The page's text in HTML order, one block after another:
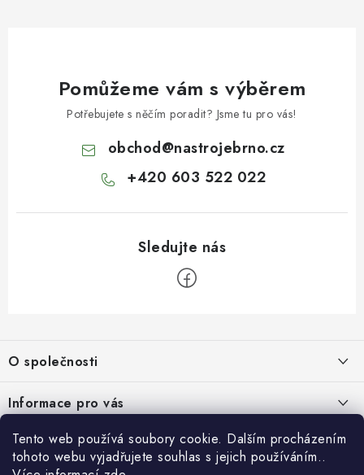
Tento web používá soubory cookie. Dalším procházením
tohoto webu vyjadřujete souhlas s jejich používáním..
Pomůžeme vám s výběrem
Potřebujete s něčím poradit? Jsme tu pro vás!
obchod@nastrojebrno.cz
+420 603 522 022
p
a
t
O společnosti
O nás
Recenze zákazníků
Informace pro vás
Obchodní podmínky
Podmínky ochrany osobních údajů
Přihlášení